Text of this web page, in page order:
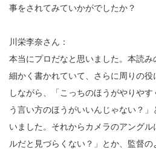
事をされてみていかがでしたか？
川栄李奈さん：
本当にプロだなと思いました。本読み
細かく書かれていて、さらに周りの
しながら、「こっちのほうがやりや
う言い方のほうがいいんじゃない？
いました。それからカメラのアング
ルだと見づらくない？」とか、監督